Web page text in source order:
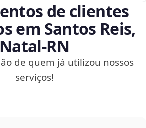
de clientes
em Santos Reis,
Natal‑RN
de quem já utilizou nossos
serviços!